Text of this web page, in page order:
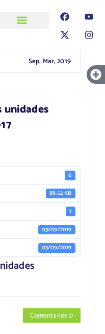
Sep, Mar, 2019
unidades
6
88.52 KB
1
03/09/2019
03/09/2019
Comentarios 0